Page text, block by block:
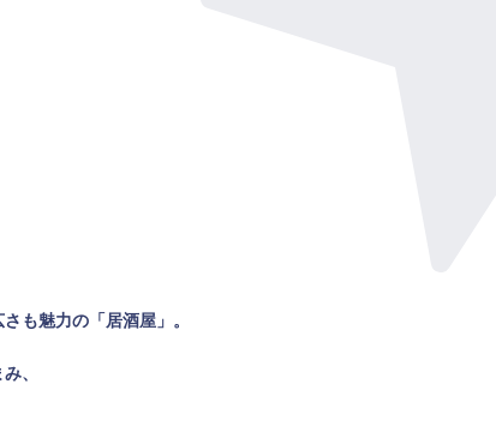
も魅力の「居酒屋」。
、